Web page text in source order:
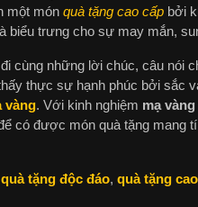
một món quà tặng cao cấpbởi
biểu trưng cho sự may mắn,
cùng những lời chúc, câu nói
thực sự hạnh phúc bởi sắc
vàng. Với kinh nghiệm mạ vàng
có được món quà tặng
quà tặng độc đáo, quà tặng